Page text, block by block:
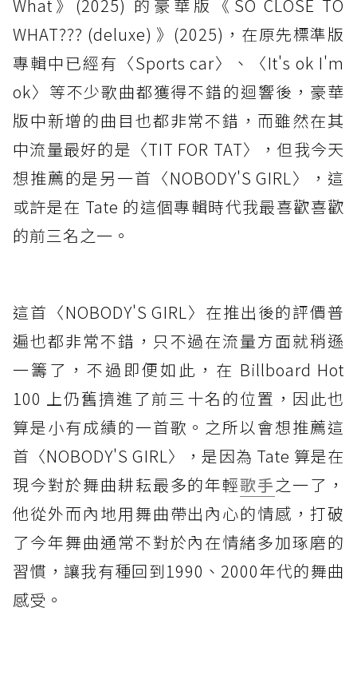
What》(2025) 的豪華版《SO CLOSE TO
WHAT??? (deluxe) 》(2025)，在原先標準版
專輯中已經有〈Sports car〉、〈It's ok I'm
ok〉等不少歌曲都獲得不錯的迴響後，豪華
版中新增的曲目也都非常不錯，而雖然在其
中流量最好的是〈TIT FOR TAT〉，但我今天
想推薦的是另一首〈NOBODY'S GIRL〉，這
或許是在 Tate 的這個專輯時代我最喜歡喜歡
的前三名之一。
這首〈NOBODY'S GIRL〉在推出後的評價普
遍也都非常不錯，只不過在流量方面就稍遜
一籌了，不過即便如此，在 Billboard Hot
100 上仍舊擠進了前三十名的位置，因此也
算是小有成績的一首歌。之所以會想推薦這
首〈NOBODY'S GIRL〉，是因為 Tate 算是在
現今對於舞曲耕耘最多的年輕歌手之一了，
他從外而內地用舞曲帶出內心的情感，打破
了今年舞曲通常不對於內在情緒多加琢磨的
習慣，讓我有種回到1990、2000年代的舞曲
感受。